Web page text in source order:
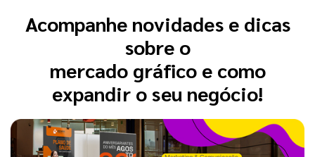
Acompanhe novidades e dicas
sobre o
mercado gráfico e como
expandir o seu negócio!